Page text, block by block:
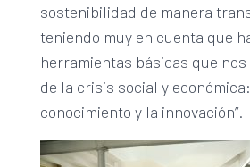
sostenibilidad de manera
teniendo muy en cuenta que
herramientas básicas que
de la crisis social y
conocimiento y la innovación”.